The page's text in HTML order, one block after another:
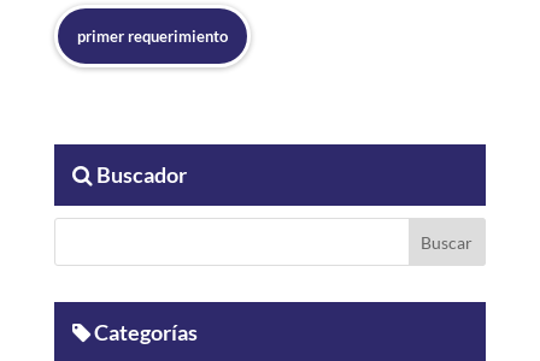
primer requerimiento
Buscador
Categorías